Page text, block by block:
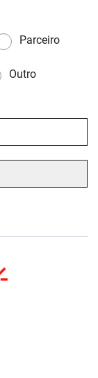
Parceiro
Outro